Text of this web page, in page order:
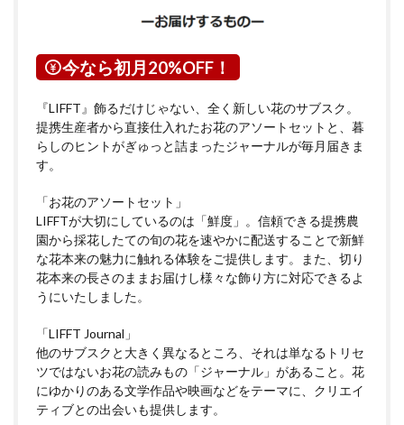
今なら初月20%OFF！
『LIFFT』飾るだけじゃない、全く新しい花のサブスク。
提携生産者から直接仕入れたお花のアソートセットと、暮
らしのヒントがぎゅっと詰まったジャーナルが毎月届きま
す。
「お花のアソートセット」
LIFFTが大切にしているのは「鮮度」。信頼できる提携農
園から採花したての旬の花を速やかに配送することで新鮮
な花本来の魅力に触れる体験をご提供します。また、切り
花本来の長さのままお届けし様々な飾り方に対応できるよ
うにいたしました。
「LIFFT Journal」
他のサブスクと大きく異なるところ、それは単なるトリセ
ツではないお花の読みもの「ジャーナル」があること。花
にゆかりのある文学作品や映画などをテーマに、クリエイ
ティブとの出会いも提供します。